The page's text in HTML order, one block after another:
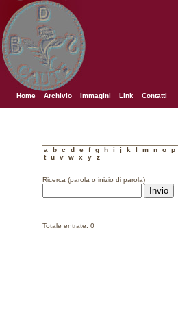
Home Archivio Immagini Link Contatti
a b c d e f g h i j k l m n o p
t
u v w x y z
Ricerca (parola o inizio di parola)
Totale entrate: 0